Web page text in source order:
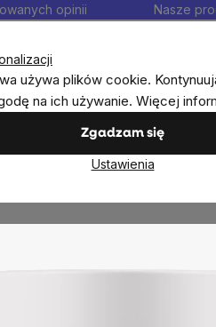
używa plików cookie.
na ich używanie. Więcej
Zgadzam się
Ustawienia
opinii Nasze
Szukaj
PromocjaCeleSuplementy
BrainMax® suplementy